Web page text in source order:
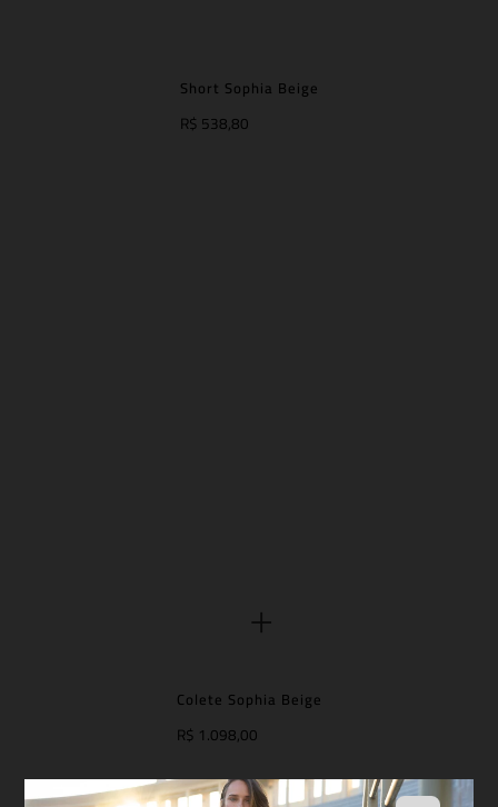
Short Sophia Beige
R$ 538,80
Colete Sophia Beige
R$ 1.098,00